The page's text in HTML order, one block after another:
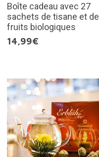
Boîte cadeau avec 27
sachets de tisane et de
fruits biologiques
14,99€